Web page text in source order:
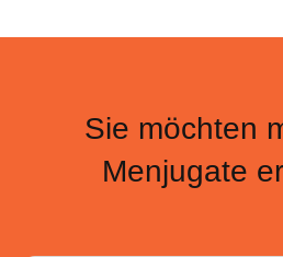
Sie möchten
Menjugate